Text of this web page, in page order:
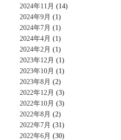
2024年11月 (14)
2024年9月 (1)
2024年7月 (1)
2024年4月 (1)
2024年2月 (1)
2023年12月 (1)
2023年10月 (1)
2023年8月 (2)
2022年12月 (3)
2022年10月 (3)
2022年8月 (2)
2022年7月 (31)
2022年6月 (30)